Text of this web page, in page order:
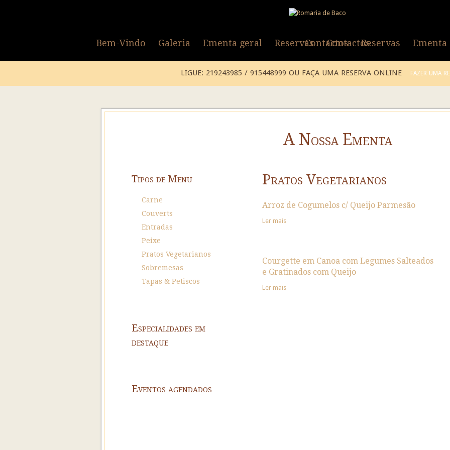
Bem-Vindo Galeria Ementa geral Reservas Contactos Ementa
Reservas
Contactos
LIGUE: 219243985 / 915448999 OU FAÇA UMA RESERVA ONLINE FAZER UMA
A Nossa Ementa
Pratos Vegetarianos
Arroz de Cogumelos c/ Queijo Parmesão
Ler mais
Courgette em Canoa com Legumes Salteados
e Gratinados com Queijo
Ler mais
Tipos de Menu
Carne
Couverts
Entradas
Peixe
Pratos Vegetarianos
Sobremesas
Tapas & Petiscos
Especialidades em
destaque
Eventos agendados